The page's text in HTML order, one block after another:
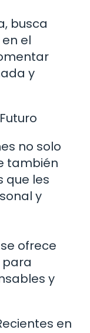
busca
el
y
no solo
también
que les
y
ofrece
y
en